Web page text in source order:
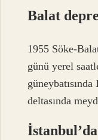
Balat
1955 Söke-
günü yerel
deltasında